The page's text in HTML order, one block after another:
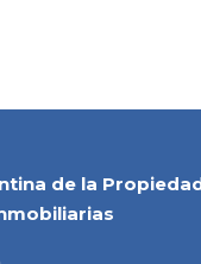
de la